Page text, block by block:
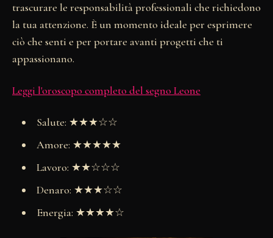
trascurare le responsabilità professionali che richiedono
la tua attenzione. È un momento ideale per esprimere
ciò che senti e per portare avanti progetti che ti
appassionano.
Leggi l'oroscopo completo del segno Leone
Salute: ★★★☆☆
Amore: ★★★★★
Lavoro: ★★☆☆☆
Denaro: ★★★☆☆
Energia: ★★★★☆